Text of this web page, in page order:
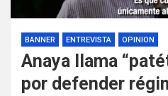
BANNER ENTREVISTA OPINION
Anaya llama
por defender